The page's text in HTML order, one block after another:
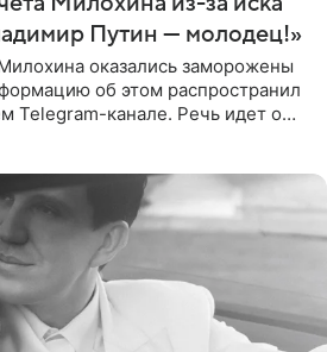
Путин — молодец!»
оказались заморожены
об этом распространил
Telegram-канале. Речь идет о